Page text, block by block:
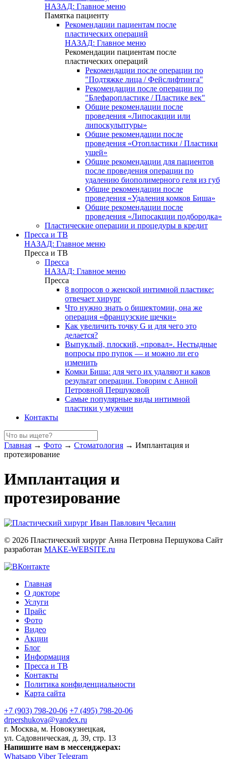
НАЗАД: Главное меню
Памятка пациенту
Рекомендации пациентам после
пластических операций
НАЗАД: Главное меню
Рекомендации пациентам после
пластических операций
Рекомендации после операции по
"Подтяжке лица / Фейслифтинга"
Рекомендации после операции по
"Блефаропластике / Пластике век"
Общие рекомендации после
проведения «Липосакции или
липоскульптуры»
Общие рекомендации после
проведения «Отопластики / Пластики
ушей»
Общие рекомендации для пациентов
после проведения операции по
удалению биополимерного геля из губ
Общие рекомендации после
проведения «Удаления комков Биша»
Общие рекомендации после
проведения «Липосакции подбородка»
Пластические операции и процедуры в кредит
Пресса и ТВ
НАЗАД: Главное меню
Пресса и ТВ
Пресса
НАЗАД: Главное меню
Пресса
8 вопросов о женской интимной пластике:
отвечает хирург
Что нужно знать о бишектомии, она же
операция «французские щечки»
Как увеличить точку G и для чего это
делается?
Выпуклый, плоский, «провал». Нестыдные
вопросы про пупок — и можно ли его
изменить
Комки Биша: для чего их удаляют и каков
результат операции. Говорим с Анной
Петровной Першуковой
Самые популярные виды интимной
пластики у мужчин
Контакты
Главная → Фото → Стоматология → Имплантация и
протезирование
Имплантация и
протезирование
© 2026 Пластический хирург Анна Петровна Першукова Сайт
разработан MAKE-WEBSITE.ru
Главная
О докторе
Услуги
Прайс
Фото
Видео
Акции
Блог
Информация
Пресса и ТВ
Контакты
Политика конфиденциальности
Карта сайта
+7 (903) 798-20-06 +7 (495) 798-20-06
drpershukova@yandex.ru
г. Москва, м. Новокузнецкая,
ул. Садовническая, д. 39, стр. 13
Напишите нам в мессенджерах:
Whatsapp Viber Telegram